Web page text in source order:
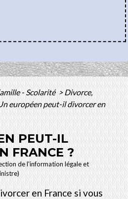
- Scolarité > Divorce,
européen peut-il divorcer en
PEUT-IL
FRANCE ?
de l'information légale et
en France si vous